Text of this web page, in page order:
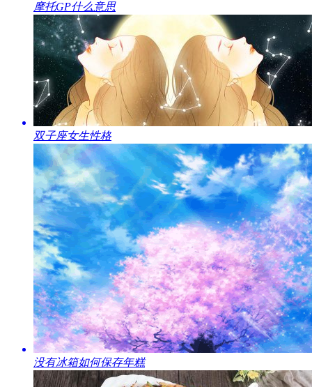
​摩托GP什么意思
​双子座女生性格
​没有冰箱如何保存年糕